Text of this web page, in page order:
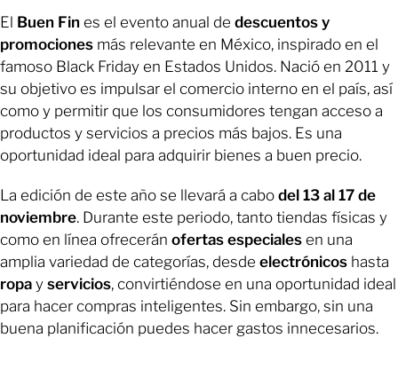
El Buen Fin es el evento anual de descuentos y
promociones más relevante en México, inspirado en el
famoso Black Friday en Estados Unidos. Nació en 2011 y
su objetivo es impulsar el comercio interno en el país, así
como y permitir que los consumidores tengan acceso a
productos y servicios a precios más bajos. Es una
oportunidad ideal para adquirir bienes a buen precio.
La edición de este año se llevará a cabo del 13 al 17 de
noviembre. Durante este periodo, tanto tiendas físicas y
como en línea ofrecerán ofertas especiales en una
amplia variedad de categorías, desde electrónicos hasta
ropa y servicios, convirtiéndose en una oportunidad ideal
para hacer compras inteligentes. Sin embargo, sin una
buena planificación puedes hacer gastos innecesarios.